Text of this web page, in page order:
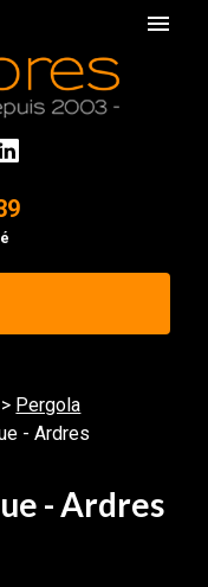
menu
> Pergola
- Ardres
- Ardres